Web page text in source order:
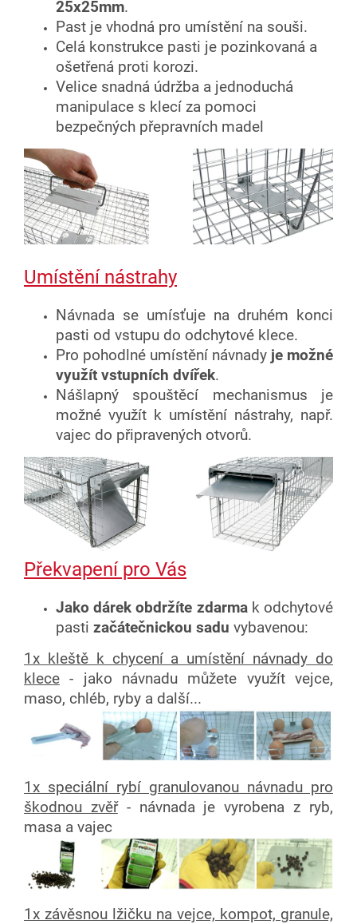
25x25mm.
Past je vhodná pro umístění na souši.
Celá konstrukce pasti je pozinkovaná a
ošetřená proti korozi.
Velice snadná údržba a jednoduchá
manipulace s klecí za pomoci
bezpečných přepravních madel
Umístění nástrahy
Návnada se umísťuje na druhém konci
pasti od vstupu do odchytové klece.
Pro pohodlné umístění návnady je možné
využít vstupních dvířek.
Nášlapný spouštěcí mechanismus je
možné využít k umístění nástrahy, např.
vajec do připravených otvorů.
Překvapení pro Vás
Jako dárek obdržíte zdarma k odchytové
pasti začátečnickou sadu vybavenou:
1x kleště k chycení a umístění návnady do
klece - jako návnadu můžete využít vejce,
maso, chléb, ryby a další...
1x speciální rybí granulovanou návnadu pro
škodnou zvěř- návnada je vyrobena z ryb,
masa a vajec
1x závěsnou lžičku na vejce, kompot, granule,